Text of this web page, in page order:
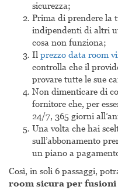
sicurezza;
Prima di prendere la
indipendenti di altri
cosa non funziona;
Il prezzo data room
controlla che il
provare tutte le sue
Non dimenticare di
fornitore che, per
24/7, 365 giorni
Una volta che hai
sull’abbonamento
un piano a
Così, in soli 6 passaggi,
room sicura per fusioni